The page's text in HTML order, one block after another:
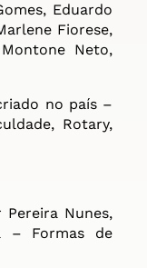
Eduardo
Fiorese,
Neto,
no país –
Rotary,
Nunes,
– Formas de